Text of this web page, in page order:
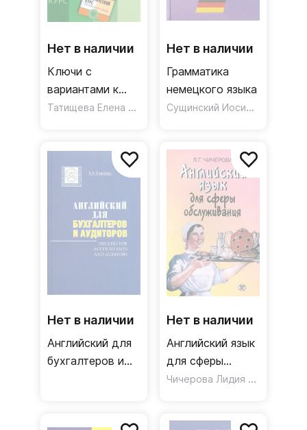
Нет в наличии
Ключи с
вариантами к
учебнику
языка" под ред.
В.Д. Аракина. 2
Татищева Елена Сергеевна
Нет в наличии
Грамматика
немецкого языка
Сущинский Иосиф Иванович
Нет в наличии
Английский для
бухгалтеров и
Нет в наличии
Английский язык
для сферы
обслуживания Чичерова Лидия Григорьевна